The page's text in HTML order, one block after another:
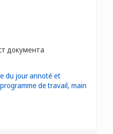
документа